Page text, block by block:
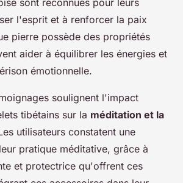
l'esprit et à renforcer la paix
pierre possède des propriétés
aider à équilibrer les énergies et
émotionnelle.
soulignent l'impact
tibétains sur la méditation et la
utilisateurs constatent une
pratique méditative, grâce à
et protectrice qu'offrent ces